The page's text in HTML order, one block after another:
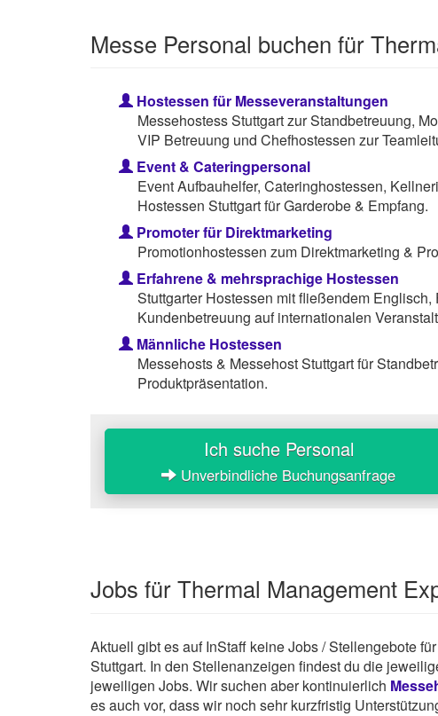
Messe Personal buchen für
Hostessen für Messeveranstaltungen
Messehostess Stuttgart zur Standbetreuung,
VIP Betreuung und Chefhostessen zur
Event & Cateringpersonal
Event Aufbauhelfer, Cateringhostessen,
Hostessen Stuttgart für Garderobe & Empfang.
Promoter für Direktmarketing
Promotionhostessen zum Direktmarketing &
Erfahrene & mehrsprachige Hostessen
Stuttgarter Hostessen mit fließendem
Kundenbetreuung auf internationalen
Männliche Hostessen
Messehosts & Messehost Stuttgart für
Produktpräsentation.
Ich suche Personal
Unverbindliche Buchungsanfrage
Jobs für Thermal Management
Aktuell gibt es auf InStaff keine Jobs / Stellengebote
Stuttgart. In den Stellenanzeigen findest du die
jeweiligen Jobs. Wir suchen aber kontinuierlich
es auch vor, dass wir noch sehr kurzfristig